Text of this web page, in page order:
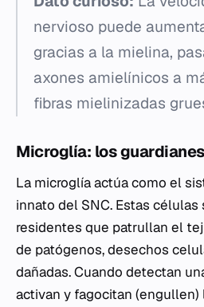
nervioso puede
gracias a la mielina,
axones amielínicos a
fibras mielinizadas
Microglía: los
La microglía actúa como el
innato del SNC. Estas células
residentes que patrullan el
de patógenos, desechos
dañadas. Cuando detectan
activan y fagocitan